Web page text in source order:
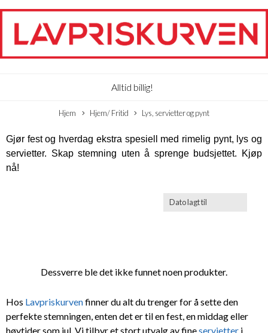
Alltid billig!
Hjem Hjem/ Fritid Lys, servietter og pynt
Gjør fest og hverdag ekstra spesiell med rimelig pynt, lys og
servietter. Skap stemning uten å sprenge budsjettet. Kjøp
nå!
Dessverre ble det ikke funnet noen produkter.
Hos Lavpriskurvenfinner du alt du trenger for å sette den
perfekte stemningen, enten det er til en fest, en middag eller
høytider som jul. Vi tilbyr et stort utvalg av fineservietter i